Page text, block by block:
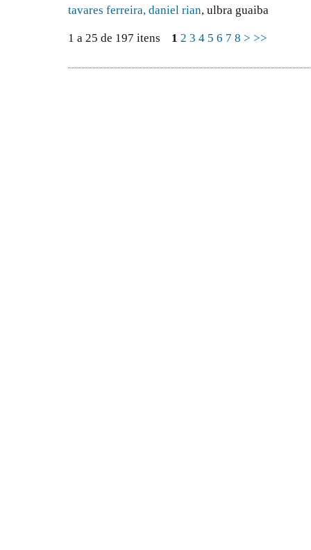
tavares ferreira, daniel rian, ulbra guaiba
1 a 25 de 197 itens 1 2 3 4 5 6 7 8 > >>